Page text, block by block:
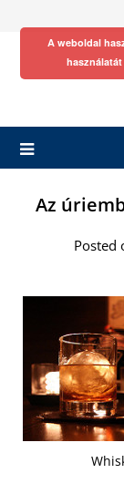
Az
Posted
A weboldal
használatát